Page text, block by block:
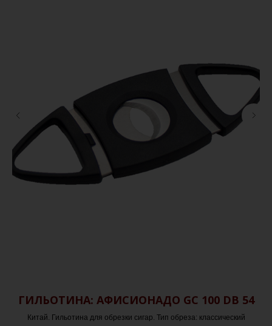
ГИЛЬОТИНА: АФИСИОНАДО GC 100 DB 54
Китай. Гильотина для обрезки сигар. Тип обреза: классический